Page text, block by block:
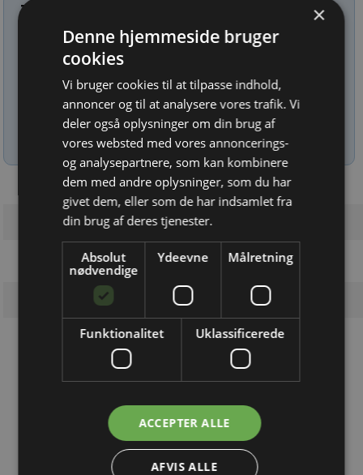
Tilmeld nyhedsbrev
Indtast din e-mail-adresse herunder.
Læs mere om udsendelsestidspunkter og afmelding her
Løsninger du kan bruge!
Sikre udgravninger med gravekasser
Boracol
×
Denne hjemmeside bruger
cookies
Vi bruger cookies til at tilpasse indhold,
annoncer og til at analysere vores trafik. Vi
deler også oplysninger om din brug af
vores websted med vores annoncerings-
og analysepartnere, som kan kombinere
dem med andre oplysninger, som du har
givet dem, eller som de har indsamlet fra
din brug af deres tjenester.
Absolut
nødvendige
Ydeevne Målretning
Funktionalitet Uklassificerede
ACCEPTER ALLE
AFVIS ALLE